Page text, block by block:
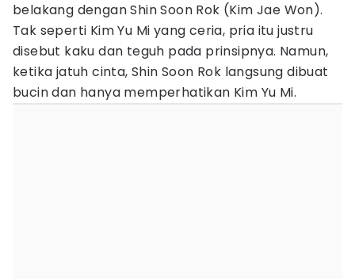
belakang dengan Shin Soon Rok (Kim Jae Won).
Tak seperti Kim Yu Mi yang ceria, pria itu justru
disebut kaku dan teguh pada prinsipnya. Namun,
ketika jatuh cinta, Shin Soon Rok langsung dibuat
bucin dan hanya memperhatikan Kim Yu Mi.